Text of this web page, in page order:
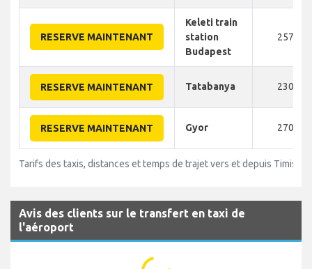
RESERVE MAINTENANT
Keleti train
station
Budapest
257
RESERVE MAINTENANT Tatabanya 230
RESERVE MAINTENANT Gyor 270
Tarifs des taxis, distances et temps de trajet vers et depuis
Avis des clients sur le transfert en taxi de
l'aéroport